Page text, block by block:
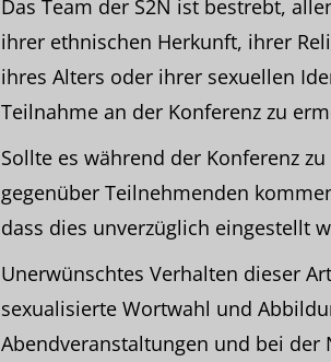
Das Team der S2N ist bestrebt,
ihrer ethnischen Herkunft, ihrer
ihres Alters oder ihrer sexuellen
Teilnahme an der Konferenz zu
Sollte es während der Konferenz
gegenüber Teilnehmenden
dass dies unverzüglich eingestellt
Unerwünschtes Verhalten dieser
sexualisierte Wortwahl und
Abendveranstaltungen und bei der